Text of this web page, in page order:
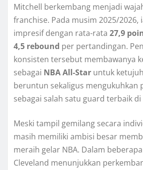
Mitchell berkembang menjadi
franchise. Pada musim 2025/2026,
impresif dengan rata-rata 27,9
4,5 rebound per pertandingan.
konsisten tersebut membawanya
sebagai NBA All-Star untuk
beruntun sekaligus mengukuhkan
sebagai salah satu guard terbaik di
Meski tampil gemilang secara
masih memiliki ambisi besar
meraih gelar NBA. Dalam
Cleveland menunjukkan